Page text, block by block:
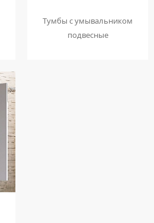
Тумбы с умывальником
подвесные